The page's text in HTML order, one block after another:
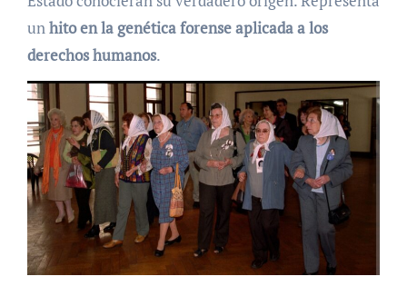
unhito en la genética forense aplicada a los
derechos humanos.